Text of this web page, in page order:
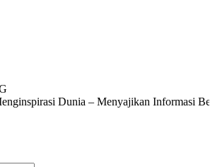
Dunia – Menyajikan Informasi